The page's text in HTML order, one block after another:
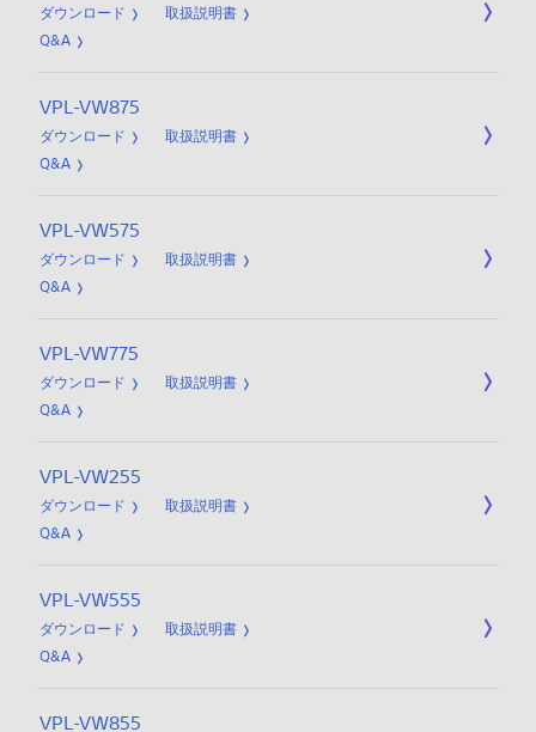
ダウンロード
取扱説明書
Q&A
VPL-VW875
ダウンロード
取扱説明書
Q&A
VPL-VW575
ダウンロード
取扱説明書
Q&A
VPL-VW775
ダウンロード
取扱説明書
Q&A
VPL-VW255
ダウンロード
取扱説明書
Q&A
VPL-VW555
ダウンロード
取扱説明書
Q&A
VPL-VW855